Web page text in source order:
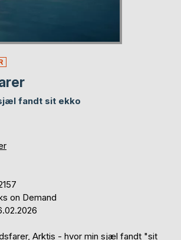
fandt sit ekko
on Demand
Arktis - hvor min sjæl fandt "sit